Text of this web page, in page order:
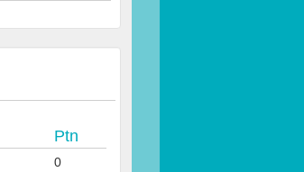
Ptn
0